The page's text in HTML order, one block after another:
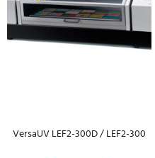
VersaUV LEF2-300D / LEF2-300